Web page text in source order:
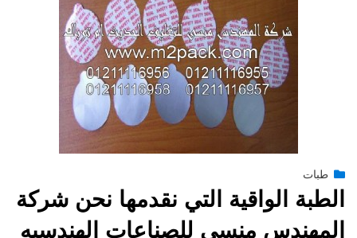
engmansyPosted
on
يناير 27, 2015
طبات
الطبة الواقية التي نقدمها نحن شركة
المهندس منسي للصناعات الهندسيه